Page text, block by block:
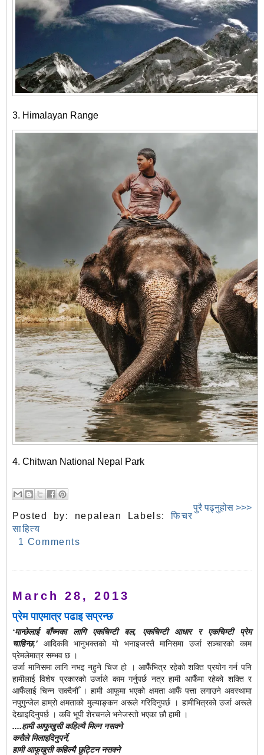
3. Himalayan Range
4. Chitwan National Nepal Park
पुरै पढ्नुहोस >>>
Posted by: nepalean Labels:फिचर
साहित्य
1 Comments
March 28, 2013
प्रेम पाएमात्र पढाइ सप्रन्छ
‘मान्छेलाई बाँच्नका लागि एकचिम्टी बल, एकचिम्टी आधार र एकचिम्टी प्रेम
चाहिन्छ,’ आदिकवि भानुभक्तको यो भनाइजस्तै मानिसमा उर्जा सञ्चारको काम
प्रेमलेमात्र सम्भव छ ।
उर्जा मानिसमा लागि नभइ नहुने चिज हो । आफैँभित्र रहेको शक्ति प्रयोग गर्न पनि
हामीलाई विशेष प्रकारको उर्जाले काम गर्नुपर्छ नत्र हामी आफैँमा रहेको शक्ति र
आफैँलाई चिन्न सक्दैनौँ । हामी आफूमा भएको क्षमता आफैँ पत्ता लगाउने अवस्थामा
नपुगुन्जेल हाम्रो क्षमताको मुल्याङ्कन अरूले गरिदिनुपर्छ । हामीभित्रको उर्जा अरूले
देखाइदिनुपर्छ । कवि भूपी शेरचनले भनेजस्तो भएका छौ हामी ।
....हामी आफूखुसी कहिल्यै मिल्न नसक्ने
कसैले मिलाइदिनुपर्ने,
हामी आफूखुसी कहिल्यै छुट्टिन नसक्ने